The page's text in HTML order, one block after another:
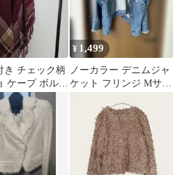
き チェック柄
ケープ ボルド
¥ 1,499
ノーカラー デニムジャ
ケット フリンジ Mサイ